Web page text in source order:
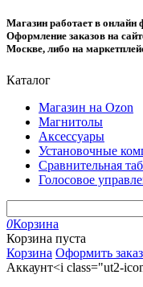
Магазин работает в онлайн
Оформление заказов на
Москве, либо на
Каталог
Магазин на Ozon
Магнитолы
Аксессуары
Установочные
Сравнительная
Голосовое
0Корзина
Корзина пуста
Корзина Оформить заказ
Аккаунт<i class="ut2-